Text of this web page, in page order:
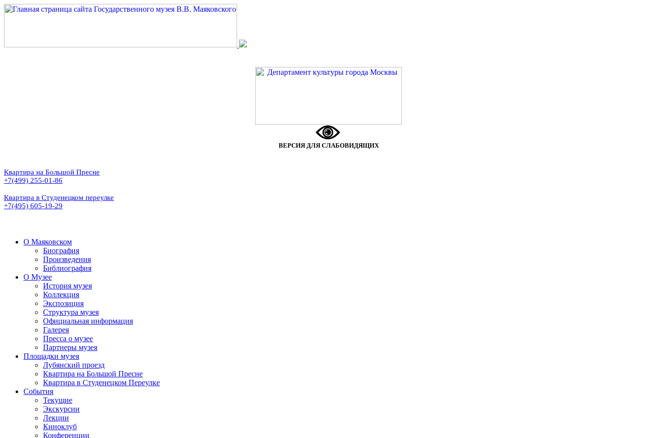
ВЕРСИЯ ДЛЯ СЛАБОВИДЯЩИХ
Квартира на Большой Пресне
+7(499) 255-01-86
Квартира в Студенецком переулке
+7(495) 605-19-29
О Маяковском
Биография
Произведения
Библиография
О Музее
История музея
Коллекция
Экспозиция
Структура музея
Официальная информация
Галерея
Пресса о музее
Партнеры музея
Площадки музея
Лубянский проезд
Квартира на Большой Пресне
Квартира в Студенецком Переулке
События
Текущие
Экскурсии
Лекции
Киноклуб
Конференции